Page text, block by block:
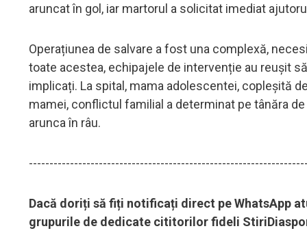
aruncat în gol, iar martorul a solicitat imediat
Operațiunea de salvare a fost una complexă,
toate acestea, echipajele de intervenție au reușit
implicați. La spital, mama adolescentei, copleșită
mamei, conflictul familial a determinat pe tânăra
arunca în râu.
Dacă doriți să fiți notificați direct pe WhatsApp
grupurile de dedicate cititorilor fideli